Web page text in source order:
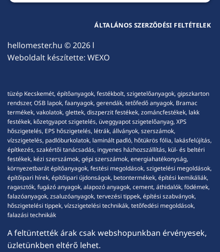
hellomester.hu © 2026 l
Weboldalt készítette: WEXO
ÁLTALÁNOS SZERZŐDÉSI FELTÉTELEK
tüzép Kecskemét, építőanyagok, festékbolt, szigetelőanyagok, gipszkarton
rendszer, OSB lapok, faanyagok, gerendák, tetőfedő anyagok, Bramac
termékek, vakolatok, glettek, diszperzit festékek, zománcfestékek, lakk
festékek, kőzetgyapot szigetelés, üveggyapot szigetelőanyag, XPS
hőszigetelés, EPS hőszigetelés, létrák, állványok, szerszámok,
vízszigetelés, padlóburkolatok, laminált padló, hőtükrös fólia, lakásfelújítás,
építkezés, szakértői tanácsadás, ingyenes házhozszállítás, kül- és beltéri
festékek, kézi szerszámok, gépi szerszámok, energiahatékonyság,
környezetbarát építőanyagok, festési megoldások, szigetelési megoldások,
építőipari hírek, építőipari újdonságok, betontermékek, építési kemikáliák,
ragasztók, fugázó anyagok, alapozó anyagok, cement, áthidalók, födémek,
falazóanyagok, zsaluzóanyagok, tervezési tippek, építési szabványok,
hőszigetelési tippek, vízszigetelési technikák, tetőfedési megoldások,
falazási technikák
A feltüntették árak csak webshopunkban érvényesek,
üzletünkben eltérő lehet.